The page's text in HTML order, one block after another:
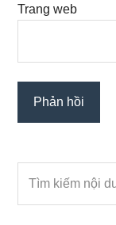
Trang web
Sidebar
kiếm